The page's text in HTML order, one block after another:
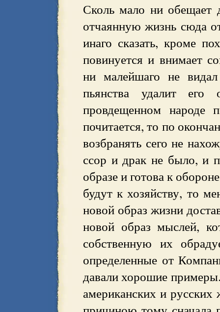
Сколь мало ни обещает
отчаянную жизнь сюда
инаго сказать, кроме
повинуется и внимает
ни малейшаго не
пьянства удалит
провдещенном народе
почитается, то по
возбранять сего не
ссор и драк не было, и
образе и готова к
будут к хозяйству, то
новой образ жизни
новой образ мыслей,
собственную их
определенные от
давали хорошие
американских и русских